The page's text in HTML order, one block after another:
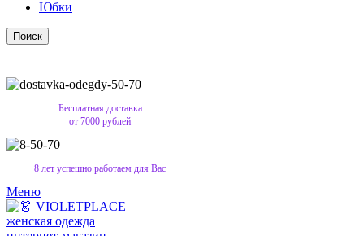
Юбки
Поиск
Бесплатная доставка
от 7000 рублей
8 лет успешно работаем для Вас
Меню